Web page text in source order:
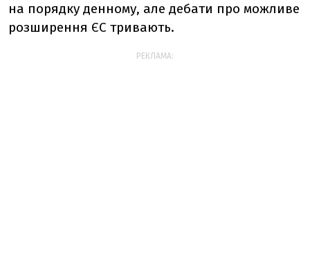
на порядку денному, але дебати про можливе
розширення ЄС тривають.
РЕКЛАМА: